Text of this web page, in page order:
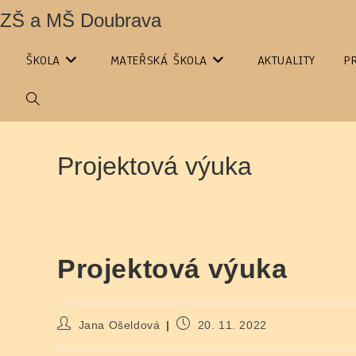
Přejít
k
ZŠ a MŠ Doubrava
ŠKOLA MATEŘSKÁ ŠKOLA AKTUALITY
PŘEPNOUT
Projektová výuka
Projektová výuka
AutorJana Ošeldová
Příspěvek
publikován
20. 11. 2022